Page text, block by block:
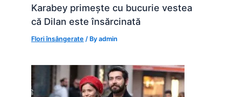
Karabey primește cu bucurie vestea
că Dilan este însărcinată
Flori însângerate / Byadmin